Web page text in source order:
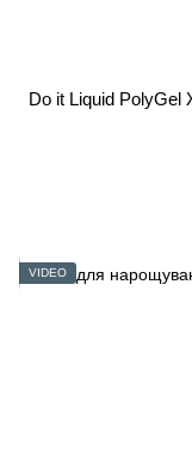
Do it Liquid
VIDEO